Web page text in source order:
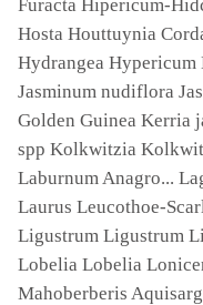
Furacta Hipericum-
Hosta Houttuynia
Hydrangea
Jasminum nudiflora
Golden Guinea Kerria
spp Kolkwitzia
Laburnum Anagro...
Laurus Leucothoe-
Ligustrum Ligustrum
Lobelia Lobelia
Mahoberberis